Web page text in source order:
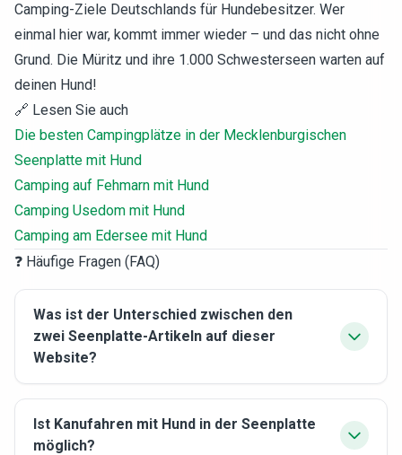
Camping-Ziele Deutschlands für Hundebesitzer. Wer
einmal hier war, kommt immer wieder – und das nicht ohne
Grund. Die Müritz und ihre 1.000 Schwesterseen warten auf
deinen Hund!
🔗 Lesen Sie auch
Die besten Campingplätze in der Mecklenburgischen
Seenplatte mit Hund
Camping auf Fehmarn mit Hund
Camping Usedom mit Hund
Camping am Edersee mit Hund
❓ Häufige Fragen (FAQ)
Was ist der Unterschied zwischen den
zwei Seenplatte-Artikeln auf dieser
Website?
Ist Kanufahren mit Hund in der Seenplatte
möglich?